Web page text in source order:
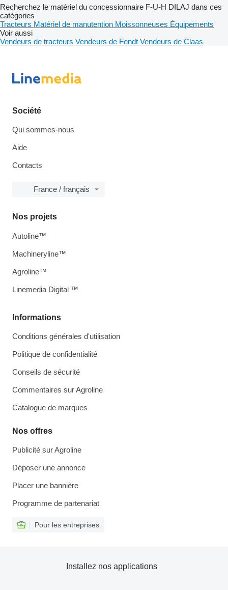
Recherchez le matériel du concessionnaire F-U-H DILAJ dans ces
catégories
Tracteurs Matériel de manutention Moissonneuses Équipements
Voir aussi
Vendeurs de tracteurs Vendeurs de Fendt Vendeurs de Claas
Société
Qui sommes-nous
Aide
Contacts
France / français
Informations
Conditions générales d'utilisation
Politique de confidentialité
Conseils de sécurité
Commentaires sur Agroline
Catalogue de marques
Nos offres
Publicité sur Agroline
Déposer une annonce
Placer une bannière
Programme de partenariat
Pour les entreprises
Nos projets
Autoline™
Machineryline™
Agroline™
Linemedia Digital ™
Installez nos applications